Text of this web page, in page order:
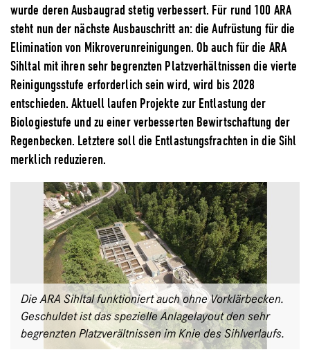
wurde deren Ausbaugrad stetig verbessert. Für rund 100 ARA
steht nun der nächste Ausbauschritt an: die Aufrüstung für die
Elimination von Mikroverunreinigungen. Ob auch für die ARA
Sihltal mit ihren sehr begrenzten Platzverhältnissen die vierte
Reinigungsstufe erforderlich sein wird, wird bis 2028
entschieden. Aktuell laufen Projekte zur Entlastung der
Biologiestufe und zu einer verbesserten Bewirtschaftung der
Regenbecken. Letztere soll die Entlastungsfrachten in die Sihl
merklich reduzieren.
Die ARA Sihltal funktioniert auch ohne Vorklärbecken.
Geschuldet ist das spezielle Anlagelayout den sehr
begrenzten Platzverältnissen im Knie des Sihlverlaufs.